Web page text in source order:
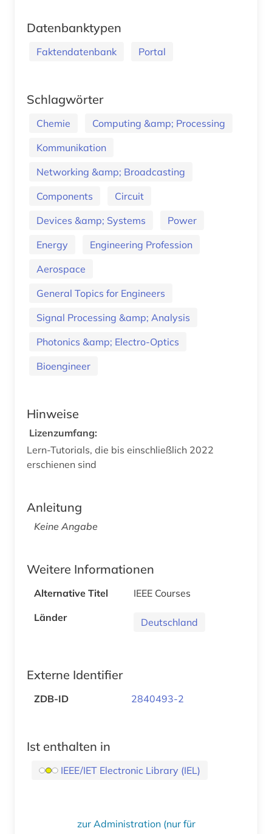
Datenbanktypen
Faktendatenbank Portal
Schlagwörter
Chemie
Computing &amp; Processing
Kommunikation
Networking &amp; Broadcasting
Components
Circuit
Devices &amp; Systems
Power
Energy
Engineering Profession
Aerospace
General Topics for Engineers
Signal Processing &amp; Analysis
Photonics &amp; Electro-Optics
Bioengineer
Hinweise
Lizenzumfang:
Lern-Tutorials, die bis einschließlich 2022
erschienen sind
Anleitung
Keine Angabe
Weitere Informationen
Alternative Titel
IEEE Courses
Länder
Deutschland
Externe Identifier
ZDB-ID 2840493-2
Ist enthalten in
IEEE/IET Electronic Library (IEL)
zur Administration (nur für